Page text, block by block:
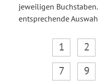
jeweiligen
entsprechende
1 2
7
9